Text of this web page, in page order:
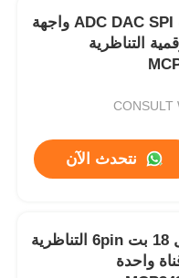
محول 12 بت ADC DAC SPI واجهة
التناظرية
نتحدث الآن
شريحة تحويل 18 بت 6pin التناظرية
واحدة